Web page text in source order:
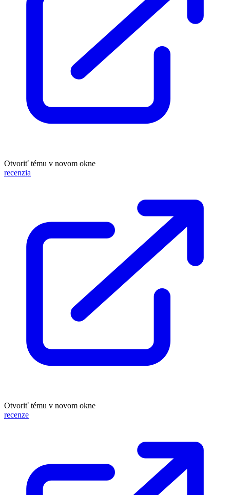
Otvoriť tému v novom okne
recenzia
Otvoriť tému v novom okne
recenze